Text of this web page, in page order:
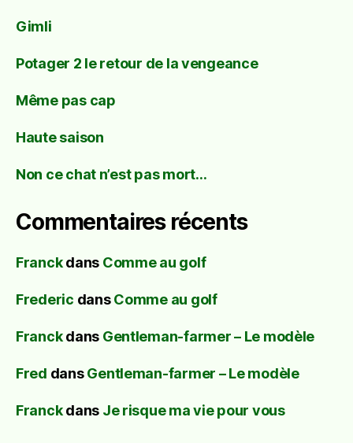
Gimli
Potager 2 le retour de la vengeance
Même pas cap
Haute saison
Non ce chat n’est pas mort…
Commentaires récents
Franckdans Comme au golf
Frederic dansComme au golf
Franckdans Gentleman-farmer – Le modèle
Fred dansGentleman-farmer – Le modèle
Franckdans Je risque ma vie pour vous